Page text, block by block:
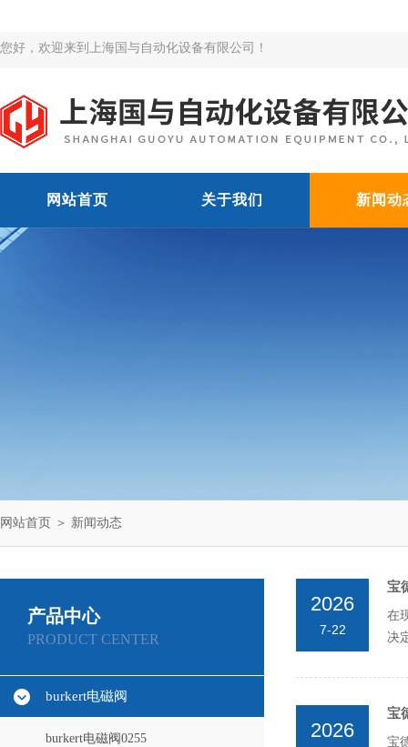
您好，欢迎来到上海国与自动化设备有限公司！
网站首页 关于我们 新闻动
网站首页 ＞ 新闻动态
产品中心
PRODUCT CENTER
burkert电磁阀
burkert电磁阀0255
2026
7-22
宝
在
决
2026
宝
宝